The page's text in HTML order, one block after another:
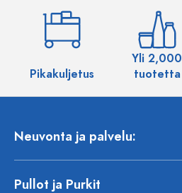
Pikakuljetus
Yli 2,000
tuotetta
Neuvonta ja palvelu:
Pullot ja Purkit